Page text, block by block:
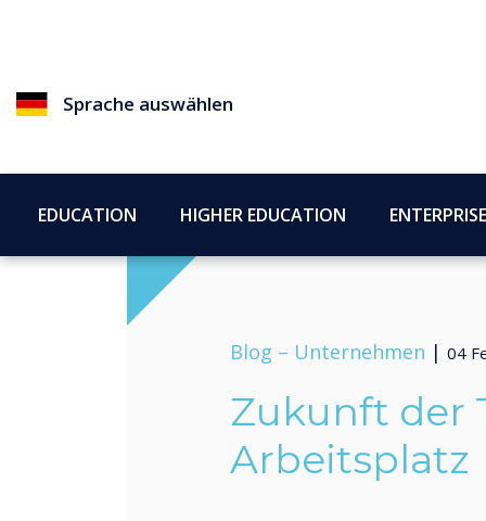
Sprache auswählen
EDUCATION HIGHER EDUCATION ENTERPRISE
Blog – Unternehmen | 04
Zukunft der
Arbeitsplatz